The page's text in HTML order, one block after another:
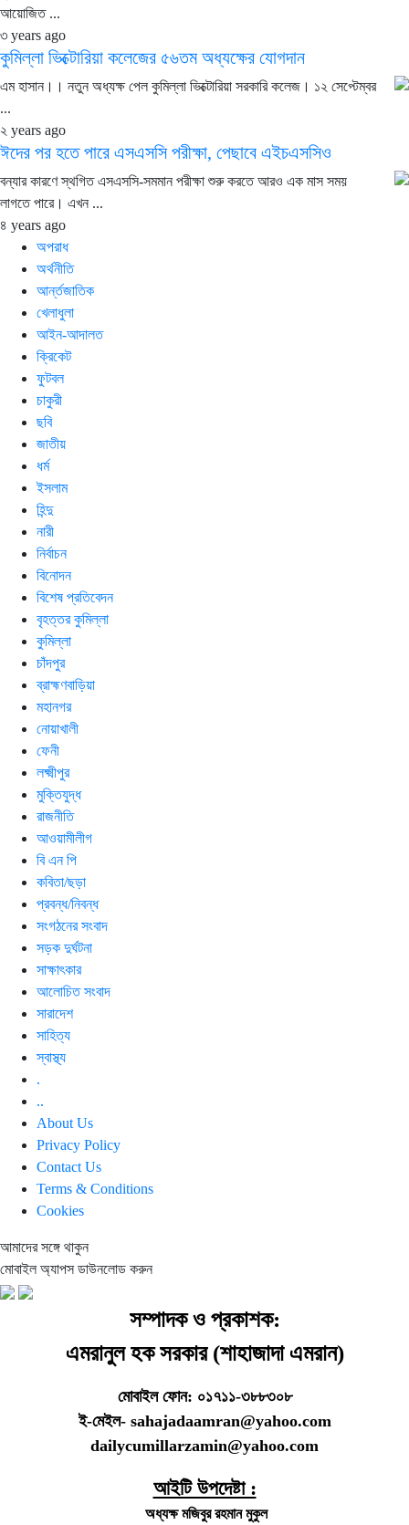
আয়োজিত ...
৩ years ago
কুমিল্লা ভিক্টোরিয়া কলেজের ৫৬তম অধ্যক্ষের যোগদান
এম হাসান।। নতুন অধ্যক্ষ পেল কুমিল্লা ভিক্টোরিয়া সরকারি কলেজ। ১২ সেপ্টেম্বর
...
২ years ago
ঈদের পর হতে পারে এসএসসি পরীক্ষা, পেছাবে এইচএসসিও
বন্যার কারণে স্থগিত এসএসসি-সমমান পরীক্ষা শুরু করতে আরও এক মাস সময়
লাগতে পারে। এখন ...
৪ years ago
অপরাধ
অর্থনীতি
আর্ন্তজাতিক
খেলাধুলা
আইন-আদালত
ক্রিকেট
ফুটবল
চাকুরী
ছবি
জাতীয়
ধর্ম
ইসলাম
হিন্দু
নারী
নির্বাচন
বিনোদন
বিশেষ প্রতিবেদন
বৃহত্তর কুমিল্লা
কুমিল্লা
চাঁদপুর
ব্রাহ্মণবাড়িয়া
মহানগর
নোয়াখালী
ফেনী
লক্ষ্মীপুর
মুক্তিযুদ্ধ
রাজনীতি
আওয়ামীলীগ
বি এন পি
কবিতা/ছড়া
প্রবন্ধ/নিবন্ধ
সংগঠনের সংবাদ
সড়ক দুর্ঘটনা
সাক্ষাৎকার
আলোচিত সংবাদ
সারাদেশ
সাহিত্য
স্বাস্থ্য
.
..
About Us
Privacy Policy
Contact Us
Terms & Conditions
Cookies
আমাদের সঙ্গে থাকুন
মোবাইল অ্যাপস ডাউনলোড করুন
সম্পাদক ও প্রকাশক:
এমরানুল হক সরকার (শাহাজাদা এমরান)
মোবাইল ফোন: ০১৭১১-৩৮৮৩০৮
ই-মেইল- sahajadaamran@yahoo.com
dailycumillarzamin@yahoo.com
আইটি উপদেষ্টা :
অধ্যক্ষ মজিবুর রহমান মুকুল